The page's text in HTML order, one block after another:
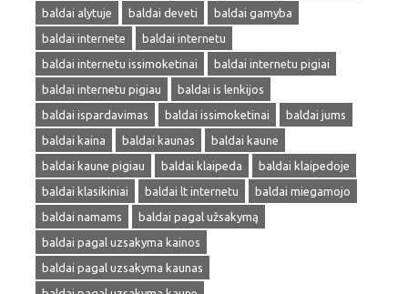
baldai alytuje
baldai deveti
baldai gamyba
baldai internete
baldai internetu
baldai internetu issimoketinai
baldai internetu pigiai
baldai internetu pigiau
baldai is lenkijos
baldai ispardavimas
baldai issimoketinai
baldai jums
baldai kaina
baldai kaunas
baldai kaune
baldai kaune pigiau
baldai klaipeda
baldai klaipedoje
baldai klasikiniai
baldai lt internetu
baldai miegamojo
baldai namams
baldai pagal užsakymą
baldai pagal uzsakyma kainos
baldai pagal uzsakyma kaunas